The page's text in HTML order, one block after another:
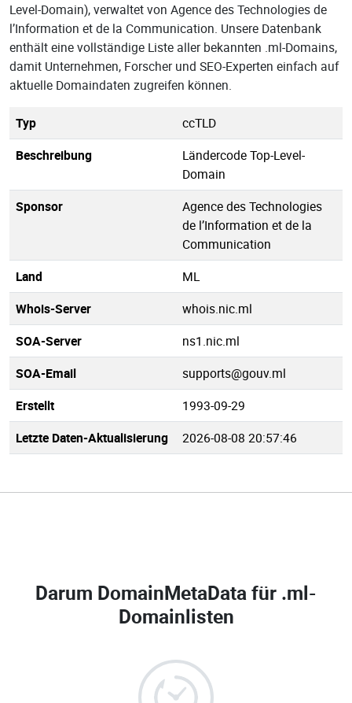
Level-Domain), verwaltet von Agence des Technologies de
l’Information et de la Communication. Unsere Datenbank
enthält eine vollständige Liste aller bekannten .ml-Domains,
damit Unternehmen, Forscher und SEO-Experten einfach auf
aktuelle Domaindaten zugreifen können.
Typ
ccTLD
Beschreibung
Ländercode Top-Level-
Domain
Sponsor
Agence des Technologies
de l’Information et de la
Communication
Land
ML
Whois-Server
whois.nic.ml
SOA-Server
ns1.nic.ml
SOA-Email
supports@gouv.ml
Erstellt
1993-09-29
Letzte Daten-Aktualisierung
2026-08-08 20:57:46
Darum DomainMetaData für .ml-
Domainlisten